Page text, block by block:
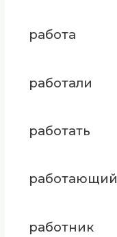
работа
работали
работать
работающий
работник